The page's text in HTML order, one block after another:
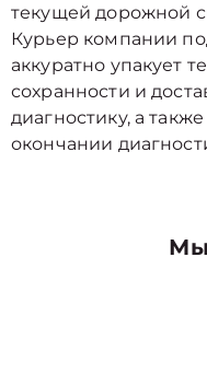
текущей дорожной
Курьер компании
аккуратно упакует
сохранности и
диагностику, а
окончании
Мы